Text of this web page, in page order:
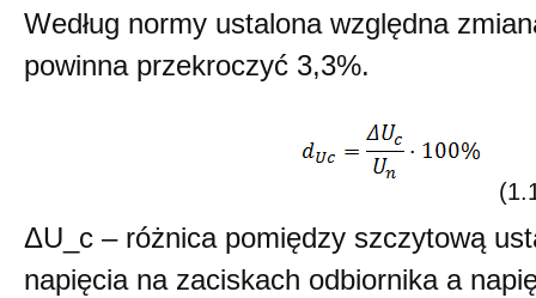
Według normy ustalona względna
powinna przekroczyć 3,3%.
ΔU_c – różnica pomiędzy szczytową
napięcia na zaciskach odbiornika a